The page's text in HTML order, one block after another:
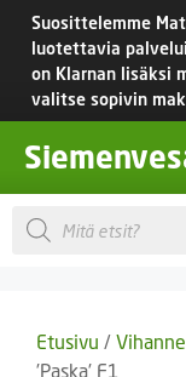
Siirry
sisältöön
Suosittelemme
luotettavia
on Klarnan lisäksi
valitse sopivin
Products
search
Etusivu /
’Paska’ F1